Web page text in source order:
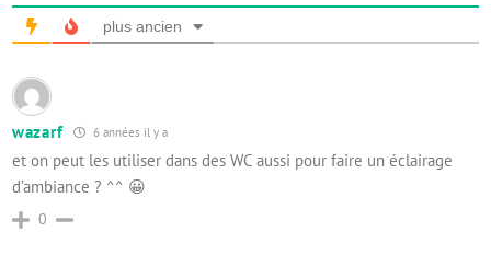
plus ancien
wazarf 6 années il y a
et on peut les utiliser dans des WC aussi pour faire un éclairage
d’ambiance ? ^^ 😀
0